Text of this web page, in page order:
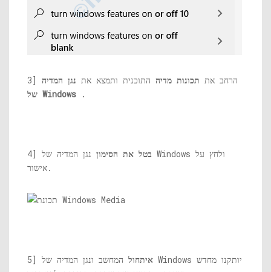
3] הרחב את תכונות מדיה התוכנית ותמצא את נגן המדיה
של Windows .
4] בטל את הסימון נגן המדיה של Windows ולחץ על
אישור.
5] איתחול המחשב ונגן המדיה של Windows יותקנו מחדש